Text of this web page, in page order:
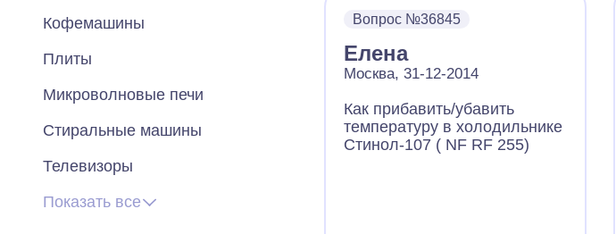
Кофемашины
Плиты
Микроволновые печи
Стиральные машины
Телевизоры
Показать все
Вопрос №36845
Елена
Москва, 31-12-2014
Как прибавить/убавить
температуру в холодильнике
Стинол-107 ( NF RF 255)